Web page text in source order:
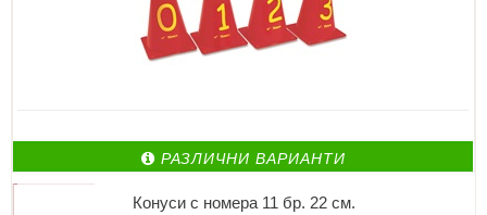
РАЗЛИЧНИ ВАРИАНТИ
Конуси с номера 11 бр. 22 см.